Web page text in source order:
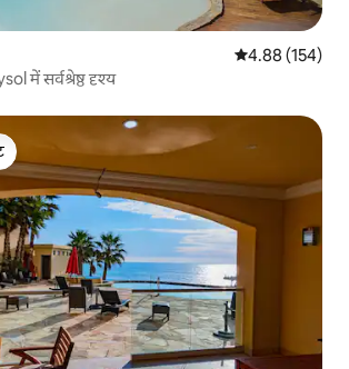
औसत रेटिंग 5 में से
4.88 (154)
में सर्वश्रेष्ठ दृश्य